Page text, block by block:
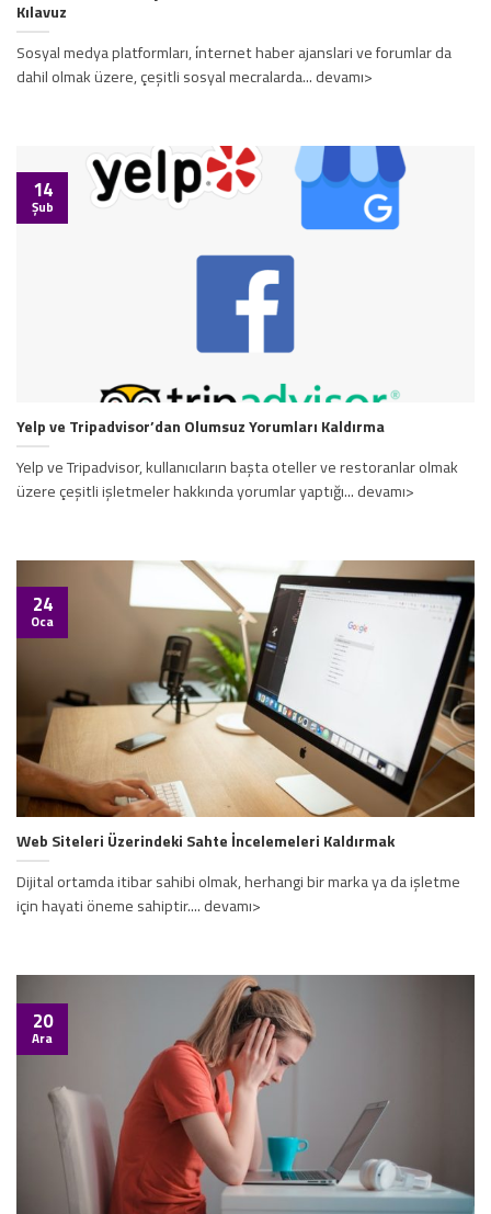
Kılavuz
Sosyal medya platformları, i̇nternet haber ajanslari ve forumlar da
dahil olmak üzere, çeşitli sosyal mecralarda... devamı>
Yelp ve Tripadvisor’dan Olumsuz Yorumları Kaldırma
Yelp ve Tripadvisor, kullanıcıların başta oteller ve restoranlar olmak
üzere çeşitli işletmeler hakkında yorumlar yaptığı... devamı>
14
Şub
Web Siteleri Üzerindeki Sahte İncelemeleri Kaldırmak
Dijital ortamda itibar sahibi olmak, herhangi bir marka ya da işletme
için hayati öneme sahiptir.... devamı>
24
Oca
20
Ara